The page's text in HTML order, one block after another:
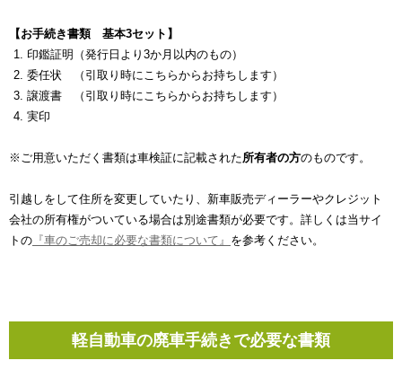
【お手続き書類 基本3セット】
印鑑証明（発行日より3か月以内のもの）
委任状 （引取り時にこちらからお持ちします）
譲渡書 （引取り時にこちらからお持ちします）
実印
※ご用意いただく書類は車検証に記載された所有者の方のものです。
引越しをして住所を変更していたり、新車販売ディーラーやクレジット
会社の所有権がついている場合は別途書類が必要です。詳しくは当サイ
トの 『車のご売却に必要な書類について』 を参考ください。
軽自動車の廃車手続きで必要な書類